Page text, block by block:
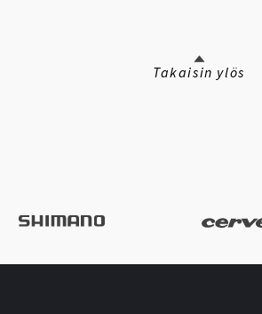
Takaisin ylös